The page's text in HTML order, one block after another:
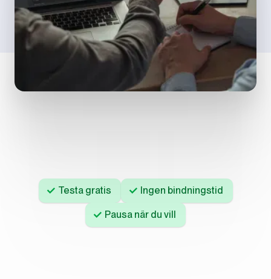
Testa gratis Ingen bindningstid
Pausa när du vill